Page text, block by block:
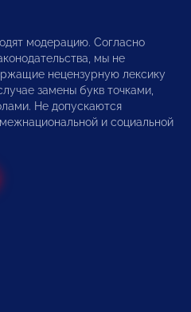
модерацию. Согласно
мы не
нецензурную лексику
замены букв точками,
Не допускаются
и социальной